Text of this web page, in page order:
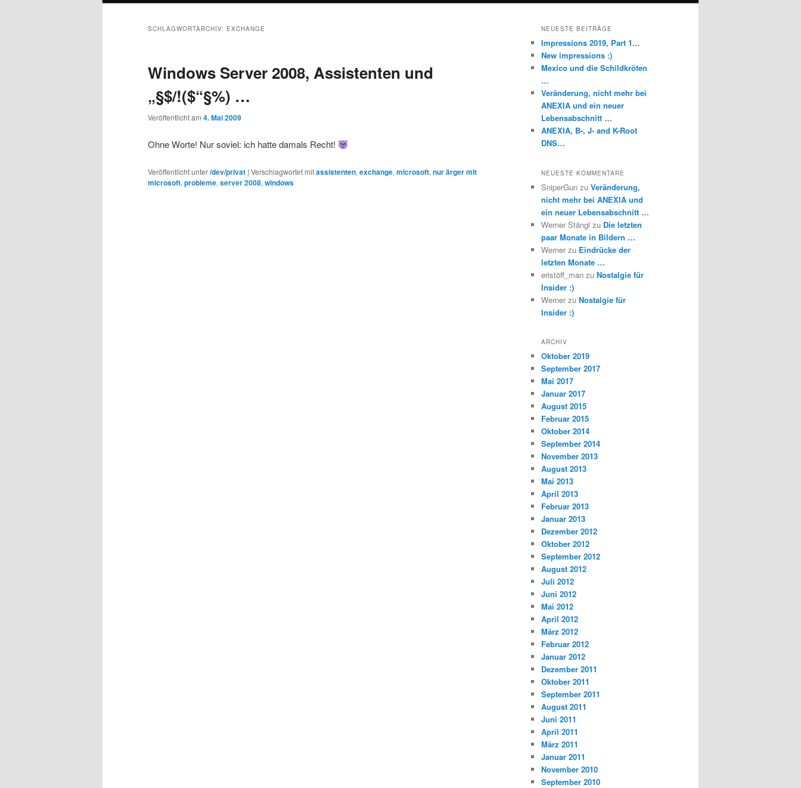
SCHLAGWORTARCHIV: EXCHANGE
Windows Server 2008, Assistenten und
„§$/!($“§%) …
Veröffentlicht am 4. Mai 2009
Ohne Worte! Nur soviel: ich hatte damals Recht!
Veröffentlicht unter/dev/privat | Verschlagwortet mitassistenten, exchange, microsoft, nur ärger mit
microsoft, probleme, server 2008, windows
NEUESTE BEITRÄGE
Impressions 2019, Part 1…
New impressions :)
Mexico und die Schildkröten
…
Veränderung, nicht mehr bei
ANEXIA und ein neuer
Lebensabschnitt …
ANEXIA, B-, J- and K-Root
DNS…
NEUESTE KOMMENTARE
SniperGun zu Veränderung,
nicht mehr bei ANEXIA und
ein neuer Lebensabschnitt …
Werner Stängl zu Die letzten
paar Monate in Bildern …
Werner zu Eindrücke der
letzten Monate …
eristöff_man zu Nostalgie für
Insider :)
Werner zu Nostalgie für
Insider :)
ARCHIV
Oktober 2019
September 2017
Mai 2017
Januar 2017
August 2015
Februar 2015
Oktober 2014
September 2014
November 2013
August 2013
Mai 2013
April 2013
Februar 2013
Januar 2013
Dezember 2012
Oktober 2012
September 2012
August 2012
Juli 2012
Juni 2012
Mai 2012
April 2012
März 2012
Februar 2012
Januar 2012
Dezember 2011
Oktober 2011
September 2011
August 2011
Juni 2011
April 2011
März 2011
Januar 2011
November 2010
September 2010